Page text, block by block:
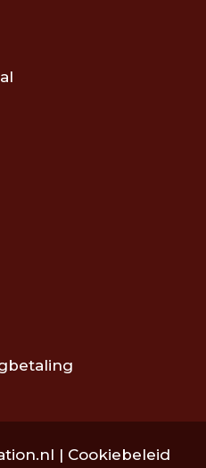
| Cookiebeleid